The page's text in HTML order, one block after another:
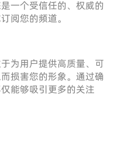
一个受信任的、权威的
阅您的频道。
为用户提供高质量、可
损害您的形象。通过确
能够吸引更多的关注